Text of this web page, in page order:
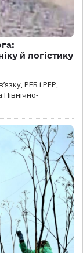
й логістику
РЕБ і РЕР,
Північно-